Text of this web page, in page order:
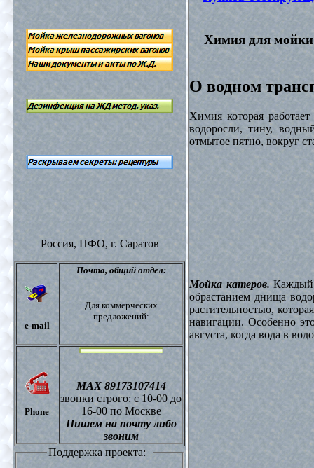
Россия, ПФО, г. Саратов
e-mail
Почта, общий отдел:
Для коммерческих
предложений:
Phone
МАХ 89173107414
звонки строго: с 10-00 до
16-00 по Москве
Пишем на почту либо
звоним
Поддержка проекта:
Химия для мойки
О водном
Химия которая
водоросли, тину,
отмытое пятно, вокруг
Мойка катеров.Каждый
обрастанием днища
растительностью,
навигации. Особенно
августа, когда вода в